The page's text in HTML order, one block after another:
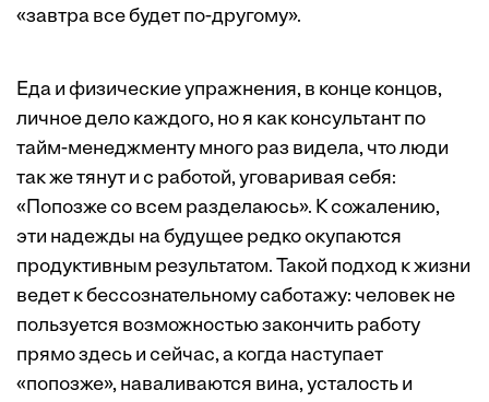
«завтра все будет по-другому».
Еда и физические упражнения, в конце концов,
личное дело каждого, но я как консультант по
тайм-менеджменту много раз видела, что люди
так же тянут и с работой, уговаривая себя:
«Попозже со всем разделаюсь». К сожалению,
эти надежды на будущее редко окупаются
продуктивным результатом. Такой подход к жизни
ведет к бессознательному саботажу: человек не
пользуется возможностью закончить работу
прямо здесь и сейчас, а когда наступает
«попозже», наваливаются вина, усталость и